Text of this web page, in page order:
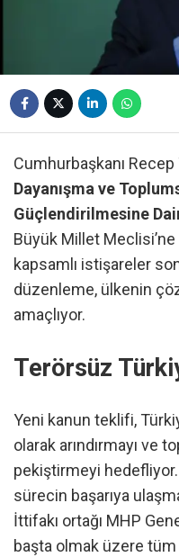
Cumhurbaşkanı
Dayanışma ve
Güçlendirilmesine
Büyük Millet
kapsamlı istişareler
düzenleme, ülkenin
amaçlıyor.
Terörsüz
Yeni kanun teklifi,
olarak arındırmayı ve
pekiştirmeyi
sürecin başarıya
İttifakı ortağı MHP
başta olmak üzere